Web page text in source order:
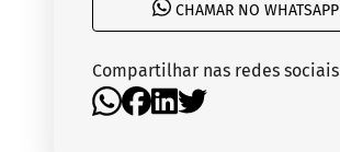
CHAMAR NO WHATSAPP
Compartilhar nas redes sociais